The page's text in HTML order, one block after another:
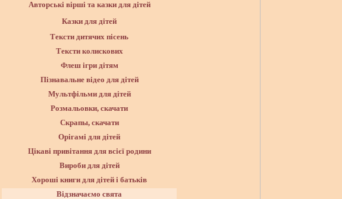
Авторські вірші та казки для дітей
Казки для дітей
Тексти дитячих пісень
Тексти колискових
Флеш ігри дітям
Пізнавальне відео для дітей
Мультфільми для дітей
Розмальовки, скачати
Скрапы, скачати
Орігамі для дітей
Цікаві привітання для всієї родини
Вироби для дітей
Хороші книги для дітей і батьків
Відзначаємо свята